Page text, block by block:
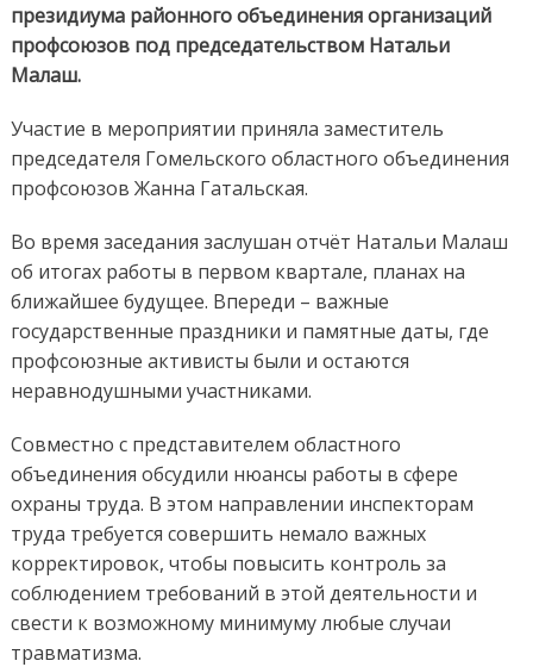
президиума районного объединения организаций
профсоюзов под председательством Натальи
Малаш.
Участие в мероприятии приняла заместитель
председателя Гомельского областного объединения
профсоюзов Жанна Гатальская.
Во время заседания заслушан отчёт Натальи Малаш
об итогах работы в первом квартале, планах на
ближайшее будущее. Впереди – важные
государственные праздники и памятные даты, где
профсоюзные активисты были и остаются
неравнодушными участниками.
Совместно с представителем областного
объединения обсудили нюансы работы в сфере
охраны труда. В этом направлении инспекторам
труда требуется совершить немало важных
корректировок, чтобы повысить контроль за
соблюдением требований в этой деятельности и
свести к возможному минимуму любые случаи
травматизма.